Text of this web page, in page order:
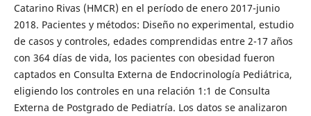
Catarino Rivas (HMCR) en el período de enero 2017-junio
2018. Pacientes y métodos: Diseño no experimental, estudio
de casos y controles, edades comprendidas entre 2-17 años
con 364 días de vida, los pacientes con obesidad fueron
captados en Consulta Externa de Endocrinología Pediátrica,
eligiendo los controles en una relación 1:1 de Consulta
Externa de Postgrado de Pediatría. Los datos se analizaron